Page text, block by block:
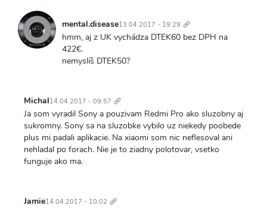
mental.disease13.04.2017 - 19:29 odkaz
hmm, aj z UK vychádza DTEK60 bez DPH na
422€.
nemyslíš DTEK50?
Michal14.04.2017 - 09:57 odkaz
Ja som vyradil Sony a pouzivam Redmi Pro ako sluzobny aj
sukromny. Sony sa na sluzobke vybilo uz niekedy poobede
plus mi padali aplikacie. Na xiaomi som nic neflesoval ani
nehladal po forach. Nie je to ziadny polotovar, vsetko
funguje ako ma.
Jamie14.04.2017 - 10:02 odkaz